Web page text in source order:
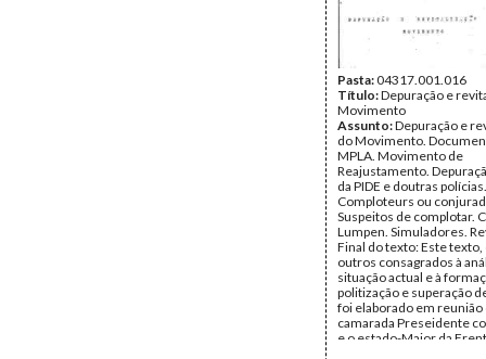
Pasta:04317.001.016
Título:Depuração e
Movimento
Assunto:Depuração e
do Movimento.
MPLA. Movimento de
Reajustamento.
da PIDE e doutras polícias.
Comploteurs ou
Suspeitos de complotar.
Lumpen. Simuladores.
Final do texto: Este
outros consagrados à
situação actual e à
politização e superação
foi elaborado em reunião
camarada Preseidente
e o estado-Maior da